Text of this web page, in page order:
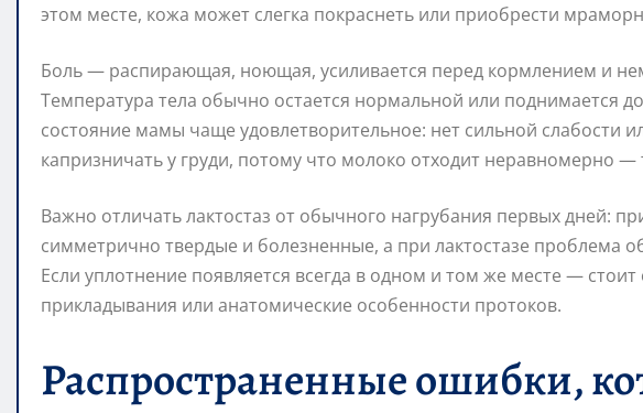
этом месте, кожа может слегка покраснеть или приобрести
Боль — распирающая, ноющая, усиливается перед кормлением и
Температура тела обычно остается нормальной или поднимается
состояние мамы чаще удовлетворительное: нет сильной слабости
капризничать у груди, потому что молоко отходит неравномерно
Важно отличать лактостаз от обычного нагрубания первых дней:
симметрично твердые и болезненные, а при лактостазе проблема
Если уплотнение появляется всегда в одном и том же месте —
прикладывания или анатомические особенности протоков.
Распространенные ошибки,